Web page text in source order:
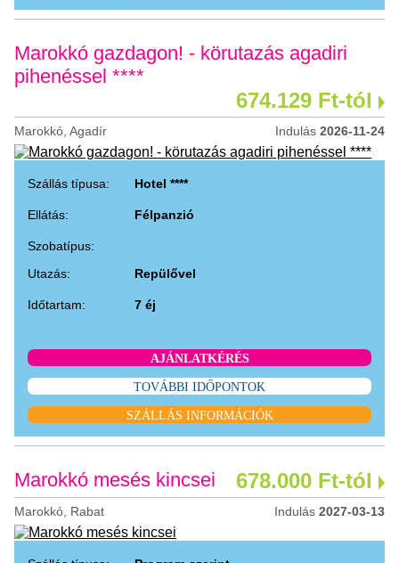
Marokkó gazdagon! - körutazás agadiri
pihenéssel ****
674.129 Ft-tól
Marokkó, Agadír Indulás 2026-11-24
Szállás típusa: Hotel ****
Ellátás: Félpanzió
Szobatípus:
Utazás:
Repülővel
Időtartam: 7 éj
AJÁNLATKÉRÉS
TOVÁBBI IDŐPONTOK
SZÁLLÁS INFORMÁCIÓK
Marokkó mesés kincsei 678.000 Ft-tól
Marokkó, Rabat Indulás 2027-03-13